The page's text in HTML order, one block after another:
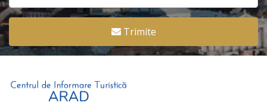
Trimite